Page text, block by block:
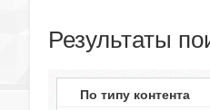
Результаты
По типу контента